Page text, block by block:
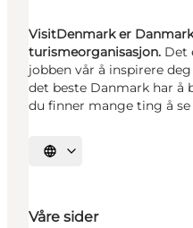
VisitDenmark er
turismeorganisasjon. Det
jobben vår å inspirere
det beste Danmark har å
du finner mange ting å
Velg språk
Våre sider